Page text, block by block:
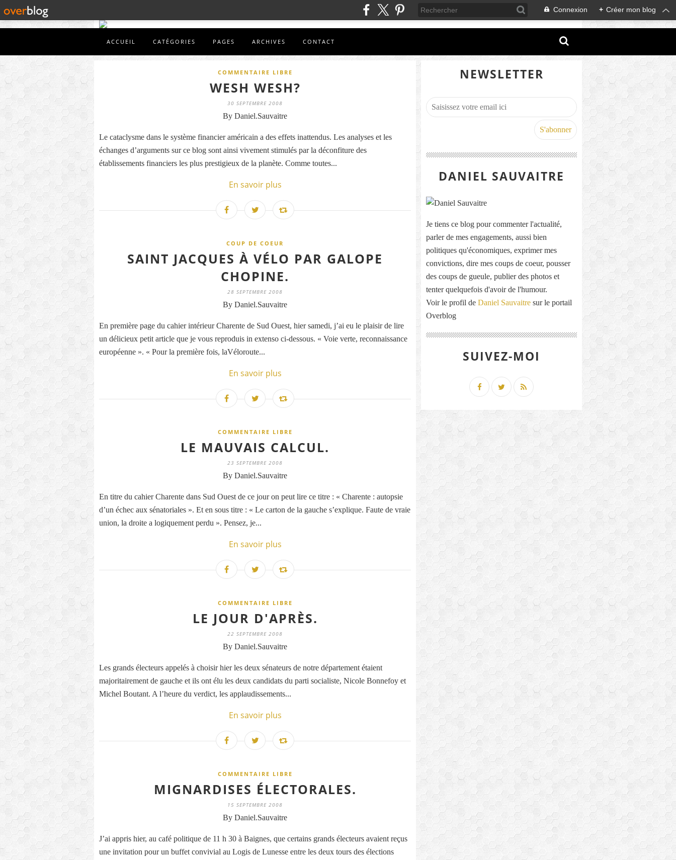
Connexion + Créer mon blog
ACCUEIL CATÉGORIES PAGES ARCHIVES CONTACT
COMMENTAIRE LIBRE
WESH WESH?
30 SEPTEMBRE 2008
By Daniel.Sauvaitre
Le cataclysme dans le système financier américain a des effets inattendus. Les analyses et les
échanges d’arguments sur ce blog sont ainsi vivement stimulés par la déconfiture des
établissements financiers les plus prestigieux de la planète. Comme toutes...
En savoir plus
COUP DE COEUR
SAINT JACQUES À VÉLO PAR GALOPE
CHOPINE.
28 SEPTEMBRE 2008
By Daniel.Sauvaitre
En première page du cahier intérieur Charente de Sud Ouest, hier samedi, j’ai eu le plaisir de lire
un délicieux petit article que je vous reproduis in extenso ci-dessous. « Voie verte, reconnaissance
européenne ». « Pour la première fois, laVéloroute...
En savoir plus
COMMENTAIRE LIBRE
LE MAUVAIS CALCUL.
23 SEPTEMBRE 2008
By Daniel.Sauvaitre
En titre du cahier Charente dans Sud Ouest de ce jour on peut lire ce titre : « Charente : autopsie
d’un échec aux sénatoriales ». Et en sous titre : « Le carton de la gauche s’explique. Faute de vraie
union, la droite a logiquement perdu ». Pensez, je...
En savoir plus
COMMENTAIRE LIBRE
LE JOUR D'APRÈS.
22 SEPTEMBRE 2008
By Daniel.Sauvaitre
Les grands électeurs appelés à choisir hier les deux sénateurs de notre département étaient
majoritairement de gauche et ils ont élu les deux candidats du parti socialiste, Nicole Bonnefoy et
Michel Boutant. A l’heure du verdict, les applaudissements...
En savoir plus
COMMENTAIRE LIBRE
MIGNARDISES ÉLECTORALES.
15 SEPTEMBRE 2008
By Daniel.Sauvaitre
J’ai appris hier, au café politique de 11 h 30 à Baignes, que certains grands électeurs avaient reçus
une invitation pour un buffet convivial au Logis de Lunesse entre les deux tours des élections
NEWSLETTER
DANIEL SAUVAITRE
Je tiens ce blog pour commenter l'actualité,
parler de mes engagements, aussi bien
politiques qu'économiques, exprimer mes
convictions, dire mes coups de coeur, pousser
des coups de gueule, publier des photos et
tenter quelquefois d'avoir de l'humour.
Voir le profil de Daniel Sauvaitre sur le portail
Overblog
SUIVEZ-MOI